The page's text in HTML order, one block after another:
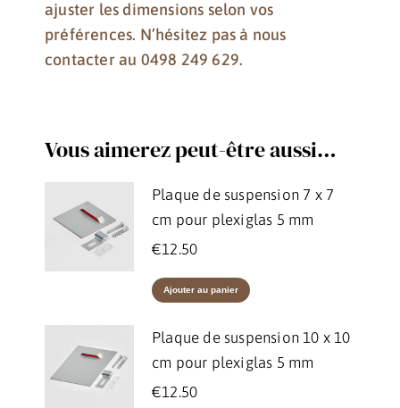
ajuster les dimensions selon vos
préférences. N’hésitez pas à nous
contacter au 0498 249 629.
Vous aimerez peut-être aussi…
Plaque de suspension 7 x 7
cm pour plexiglas 5 mm
€12.50
Ajouter au panier
Plaque de suspension 10 x 10
cm pour plexiglas 5 mm
€12.50